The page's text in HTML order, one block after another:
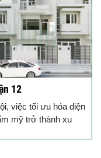
12
việc tối ưu hóa diện
mỹ trở thành xu